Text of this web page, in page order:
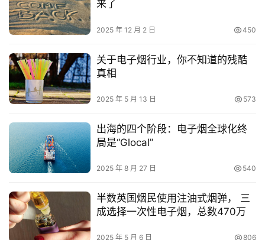
来了
2025 年 12 月 2 日 450
关于电子烟行业，你不知道的残酷
真相
2025 年 5 月 13 日 573
出海的四个阶段：电子烟全球化终
局是“Glocal”
2025 年 8 月 27 日 540
半数英国烟民使用注油式烟弹， 三
成选择一次性电子烟，总数470万
2025 年 5 月 6 日 806